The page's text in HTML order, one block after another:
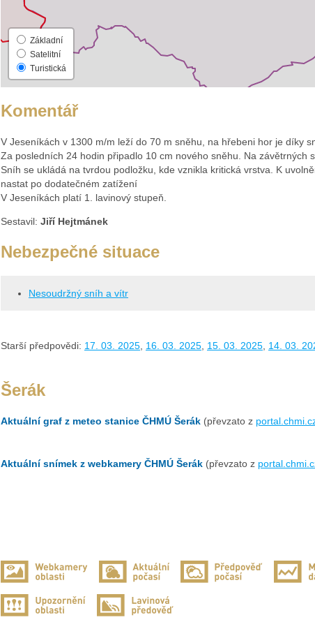
Základní
Satelitní
Turistická
Komentář
V Jeseníkách v 1300 m/m leží do 70 m sněhu, na hřebeni hor je díky
Za posledních 24 hodin připadlo 10 cm nového sněhu. Na závětrných
Sníh se ukládá na tvrdou podložku, kde vznikla kritická vrstva. K
nastat po dodatečném zatížení
V Jeseníkách platí 1. lavinový stupeň.
Sestavil: Jiří Hejtmánek
Nebezpečné situace
Nesoudržný sníh a vítr
Starší předpovědi: 17. 03. 2025 16. 03. 2025 15. 03. 2025 14. 03.
Šerák
Aktuální graf z meteo stanice ČHMÚ Šerák (převzato z
Aktuální snímek z webkamery ČHMÚ Šerák (převzato z